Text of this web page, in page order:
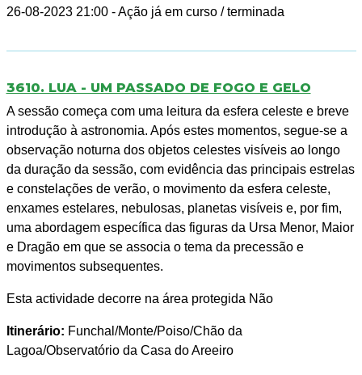
26-08-2023 21:00 - Ação já em curso / terminada
3610. LUA - UM PASSADO DE FOGO E GELO
A sessão começa com uma leitura da esfera celeste e breve
introdução à astronomia. Após estes momentos, segue-se a
observação noturna dos objetos celestes visíveis ao longo
da duração da sessão, com evidência das principais estrelas
e constelações de verão, o movimento da esfera celeste,
enxames estelares, nebulosas, planetas visíveis e, por fim,
uma abordagem específica das figuras da Ursa Menor, Maior
e Dragão em que se associa o tema da precessão e
movimentos subsequentes.
Esta actividade decorre na área protegida Não
Itinerário: Funchal/Monte/Poiso/Chão da
Lagoa/Observatório da Casa do Areeiro